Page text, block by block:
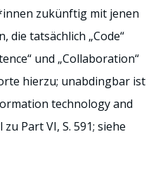
zukünftig mit jenen
die tatsächlich „Code“
und „Collaboration“
hierzu; unabdingbar ist
technology and
Part VI, S. 591; siehe